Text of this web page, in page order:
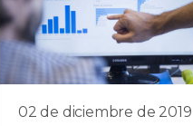
02 de diciembre de 2019